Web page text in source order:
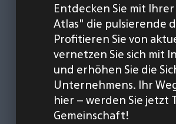
Entdecken Sie mit
Atlas" die pulsierende
Profitieren Sie von
vernetzen Sie sich mit
und erhöhen Sie die
Unternehmens. Ihr
hier – werden Sie jetzt
Gemeinschaft!